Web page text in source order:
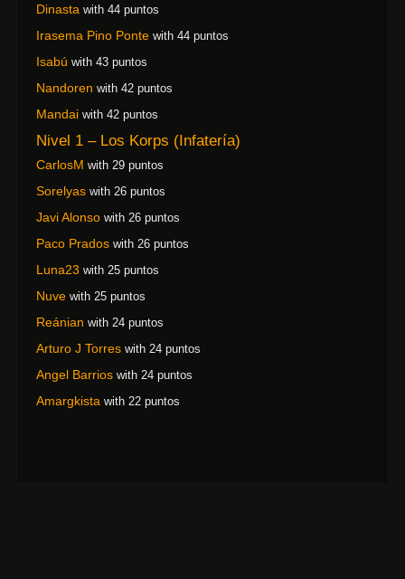
Dinasta with 44 puntos
Irasema Pino Ponte with 44 puntos
Isabú with 43 puntos
Nandoren with 42 puntos
Mandai with 42 puntos
Nivel 1 – Los Korps (Infatería)
CarlosM with 29 puntos
Sorelyas with 26 puntos
Javi Alonso with 26 puntos
Paco Prados with 26 puntos
Luna23 with 25 puntos
Nuve with 25 puntos
Reánian with 24 puntos
Arturo J Torres with 24 puntos
Angel Barrios with 24 puntos
Amargkista with 22 puntos